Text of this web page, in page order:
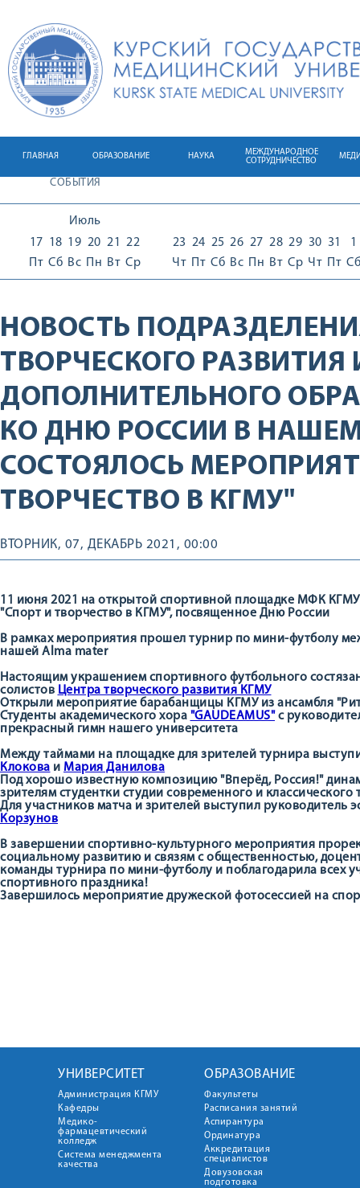
ГЛАВНАЯ ОБРАЗОВАНИЕ НАУКА
МЕЖДУНАРОДНОЕ
СОТРУДНИЧЕСТВО
СОБЫТИЯ
Июль
17
Пт
18
Сб
19
Вс
20
Пн
21
Вт
22
Ср
23
Чт
24
Пт
25
Сб
26
Вс
27
Пн
28
Вт
29
Ср
30
Чт
31
Пт
1
Сб
НОВОСТЬ
ТВОРЧЕСКОГО РАЗВИТИЯ
ДОПОЛНИТЕЛЬНОГО
КО ДНЮ РОССИИ В
СОСТОЯЛОСЬ
ТВОРЧЕСТВО В КГМУ"
ВТОРНИК, 07, ДЕКАБРЬ 2021, 00:00
11 июня 2021 на открытой спортивной площадке МФК
"Спорт и творчество в КГМУ", посвященное Дню России
В рамках мероприятия прошел турнир по мини-футболу
нашей Alma mater
Настоящим украшением спортивного футбольного
солистов Центра творческого развития КГМУ
Открыли мероприятие барабанщицы КГМУ из ансамбля
Студенты академического хора "GAUDEAMUS"с
прекрасный гимн нашего университета
Между таймами на площадке для зрителей турнира
Клокова и Мария Данилова
Под хорошо известную композицию "Вперёд, Россия!"
зрителям студентки студии современного и классического
Для участников матча и зрителей выступил руководитель
Корзунов
В завершении спортивно-культурного мероприятия
социальному развитию и связям с общественностью,
команды турнира по мини-футболу и поблагодарила всех
спортивного праздника!
Завершилось мероприятие дружеской фотосессией на
УНИВЕРСИТЕТ
Администрация КГМУ
Кафедры
Медико-
фармацевтический
колледж
Система менеджмента
качества
ОБРАЗОВАНИЕ
Факультеты
Расписания занятий
Аспирантура
Ординатура
Аккредитация
специалистов
Довузовская
подготовка